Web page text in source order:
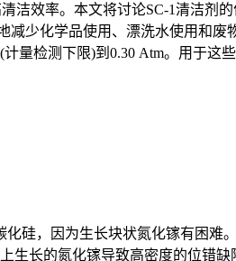
洁效率。本文将讨论SC-1清洁剂
少化学品使用、漂洗水使用和废
检测下限)到0.30 Atm。用于这
硅，因为生长块状氮化镓有困难
长的氮化镓导致高密度的位错缺